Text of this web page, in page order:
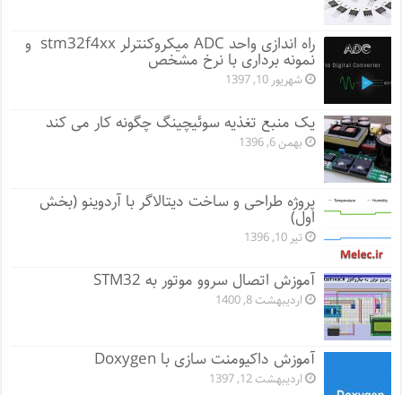
راه اندازی واحد ADC میکروکنترلر stm32f4xx و
نمونه برداری با نرخ مشخص
شهریور 10, 1397
یک منبع تغذیه سوئیچینگ چگونه کار می کند
بهمن 6, 1396
پروژه طراحی و ساخت دیتالاگر با آردوینو (بخش
اول)
تیر 10, 1396
آموزش اتصال سروو موتور به STM32
اردیبهشت 8, 1400
آموزش داکیومنت سازی با Doxygen
اردیبهشت 12, 1397